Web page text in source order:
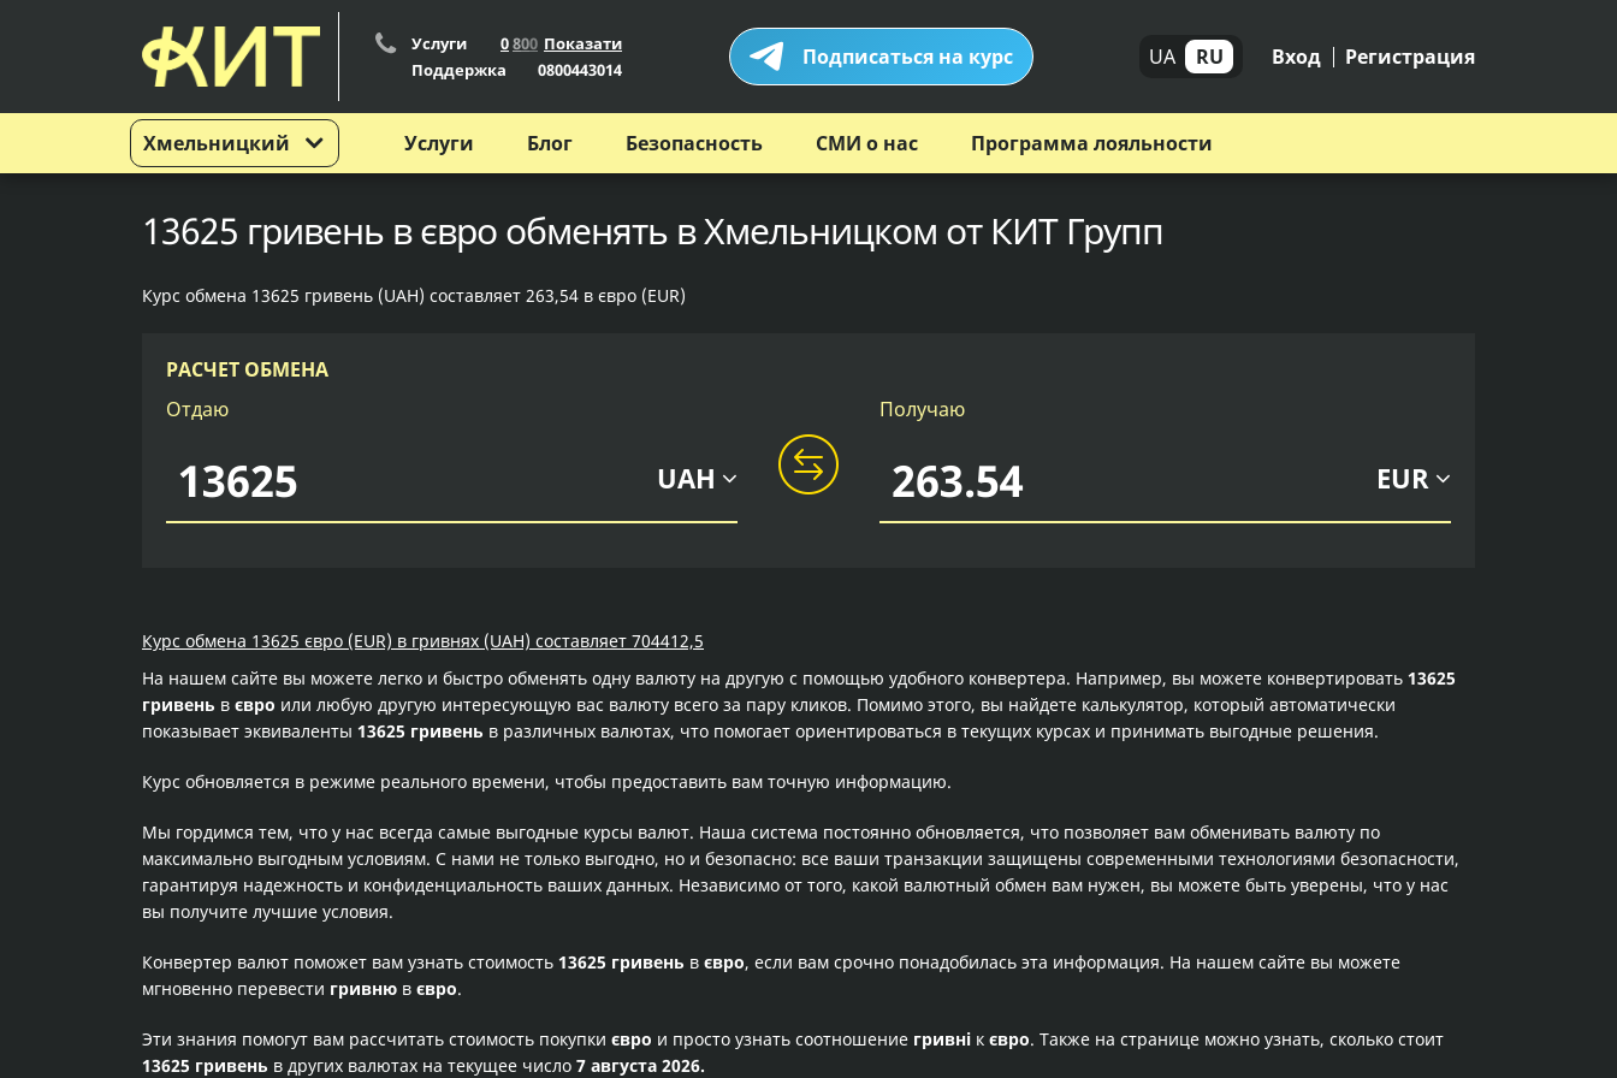
Хмельницкий
Услуги 0800 Показати
Поддержка
0800443014 Подписаться на курс UA RU Вход Регистрация
Услуги Блог Безопасность СМИ о нас Программа лояльности
13625 гривень в євро обменять в Хмельницком от КИТ Групп
Курс обмена 13625 гривень (UAH) составляет 263,54 в євро (EUR)
РАСЧЕТ ОБМЕНА
Отдаю
UAH
Получаю
EUR
Курс обмена 13625 євро (EUR) в гривнях (UAH) составляет 704412,5
На нашем сайте вы можете легко и быстро обменять одну валюту на другую с помощью удобного конвертера. Например, вы можете конвертировать 13625
гривень в євро или любую другую интересующую вас валюту всего за пару кликов. Помимо этого, вы найдете калькулятор, который автоматически
показывает эквиваленты 13625 гривень в различных валютах, что помогает ориентироваться в текущих курсах и принимать выгодные решения.
Курс обновляется в режиме реального времени, чтобы предоставить вам точную информацию.
Мы гордимся тем, что у нас всегда самые выгодные курсы валют. Наша система постоянно обновляется, что позволяет вам обменивать валюту по
максимально выгодным условиям. С нами не только выгодно, но и безопасно: все ваши транзакции защищены современными технологиями безопасности,
гарантируя надежность и конфиденциальность ваших данных. Независимо от того, какой валютный обмен вам нужен, вы можете быть уверены, что у нас
вы получите лучшие условия.
Конвертер валют поможет вам узнать стоимость 13625 гривень в євро, если вам срочно понадобилась эта информация. На нашем сайте вы можете
мгновенно перевести гривню в євро.
Эти знания помогут вам рассчитать стоимость покупки євро и просто узнать соотношение гривні к євро. Также на странице можно узнать, сколько стоит
13625 гривень в других валютах на текущее число 7 августа 2026.